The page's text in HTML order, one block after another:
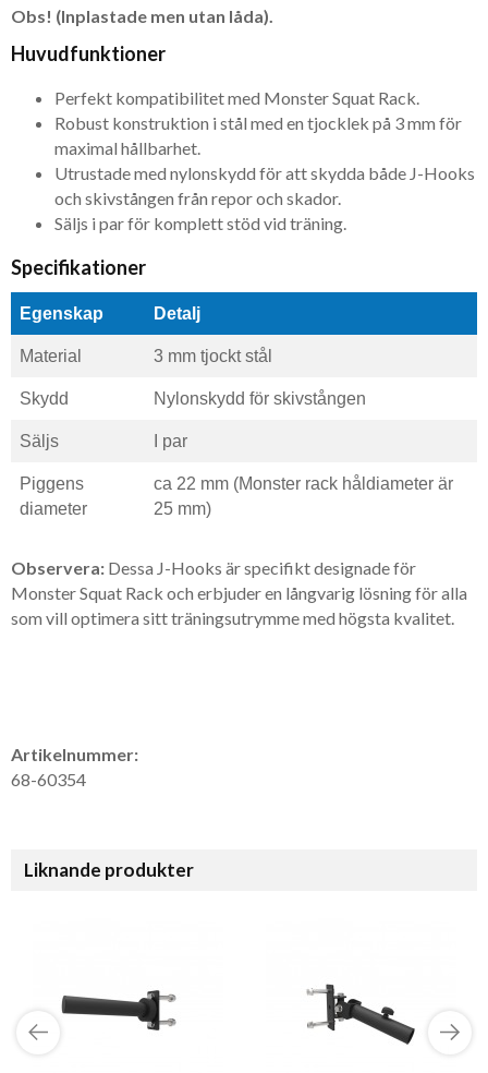
Obs! (Inplastade men utan låda).
Huvudfunktioner
Perfekt kompatibilitet med Monster Squat Rack.
Robust konstruktion i stål med en tjocklek på 3 mm för
maximal hållbarhet.
Utrustade med nylonskydd för att skydda både J-Hooks
och skivstången från repor och skador.
Säljs i par för komplett stöd vid träning.
Specifikationer
Egenskap Detalj
Material 3 mm tjockt stål
Skydd Nylonskydd för skivstången
Säljs I par
Piggens
diameter
ca 22 mm (Monster rack håldiameter är
25 mm)
Observera: Dessa J-Hooks är specifikt designade för
Monster Squat Rack och erbjuder en långvarig lösning för alla
som vill optimera sitt träningsutrymme med högsta kvalitet.
Artikelnummer:
68-60354
Liknande produkter